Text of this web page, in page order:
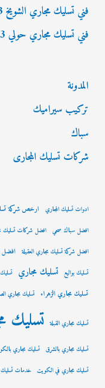
فني تسليك مجاري الشويخ 69614593
فني تسليك مجاري حولي 69614593
المدونة
تركيب سيراميك
سباك
شركات تسليك المجارى
ادوات تسليك المجاري ارخص شركة
افضل سباك صحي افضل شركات تسليك
افضل شركة تسليك مجاري العقيلة افضل
تسليك بواليع تسليك مجاري
تسليك مجاري الزهراء تسليك مجاري
تسليك مجاري القبلة تسليك
تسليك مجاري بالشرق تسليك مجاري
تسليك مجاري في الكويت خدمات